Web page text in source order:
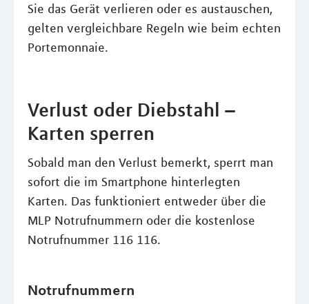
Sie das Gerät verlieren oder es austauschen,
gelten vergleichbare Regeln wie beim echten
Portemonnaie.
Verlust oder Diebstahl –
Karten sperren
Sobald man den Verlust bemerkt, sperrt man
sofort die im Smartphone hinterlegten
Karten. Das funktioniert entweder über die
MLP Notrufnummern oder die kostenlose
Notrufnummer 116 116.
Notrufnummern